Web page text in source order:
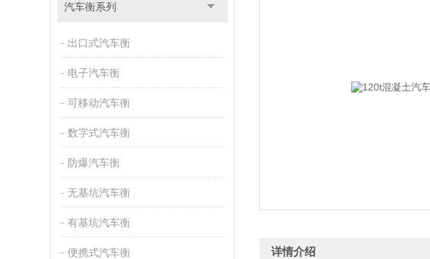
汽车衡系列
出口式汽车衡
电子汽车衡
可移动汽车衡
数字式汽车衡
防爆汽车衡
无基坑汽车衡
有基坑汽车衡
便携式汽车衡 详情介绍